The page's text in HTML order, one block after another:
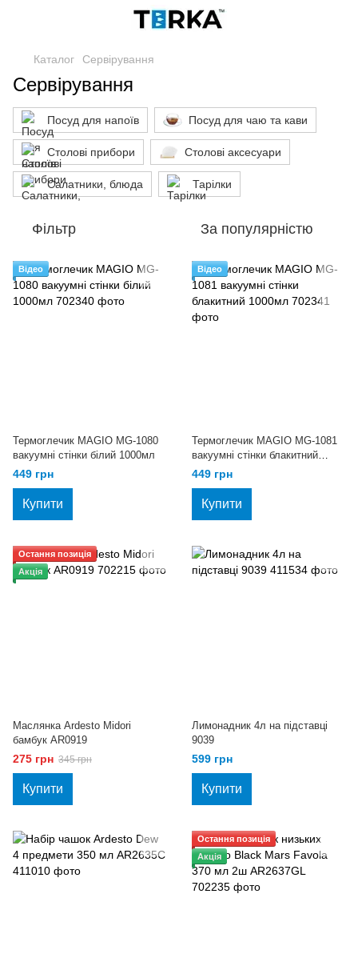
Каталог Сервірування
Сервірування
Посуд для напоїв Посуд для чаю та кави
Столові прибори Столові аксесуари
Салатники, блюда Тарілки
Фільтр За популярністю
Відео
Термоглечик MAGIO MG-1080
вакуумні стінки білий 1000мл
449 грн
Купити
Відео
Термоглечик MAGIO MG-1081
вакуумні стінки блакитний
1000мл
449 грн
Купити
Остання позиція
Акція
Маслянка Ardesto Midori
бамбук AR0919
275 грн 345 грн
Купити
Лимонадник 4л на підставці
9039
599 грн
Купити
Остання позиція
Акція